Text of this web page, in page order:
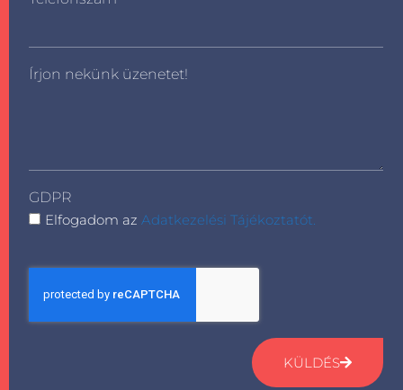
Írjon nekünk üzenetet!
GDPR
Elfogadom azAdatkezelési Tájékoztatót.
KÜLDÉS